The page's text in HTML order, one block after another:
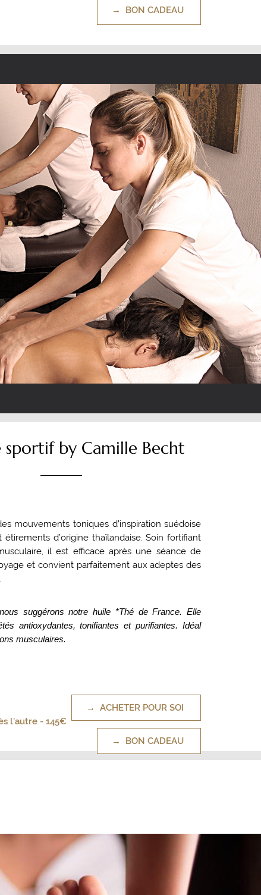
→ BON CADEAU
sportif by Camille Becht
mouvements toniques d’inspiration suédoise
d’origine thaïlandaise. Soin fortifiant
il est efficace après une séance de
et convient parfaitement aux adeptes des
suggérons notre huile *Thé de France.Elle
antioxydantes, tonifiantes et purifiantes. Idéal
musculaires.
→ ACHETER POUR SOI
l'autre - 145€
→ BON CADEAU